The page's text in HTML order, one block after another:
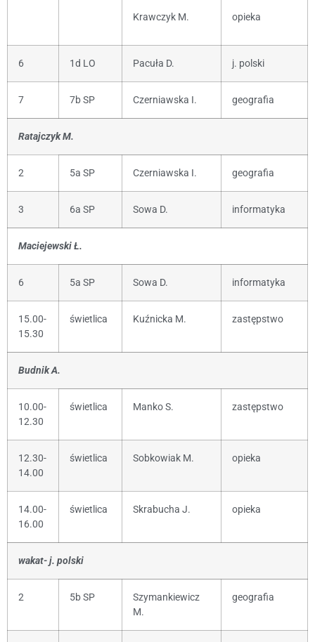
Krawczyk M. opieka
6 1d LO Pacuła D. j. polski
7 7b SP Czerniawska I. geografia
Ratajczyk M.
2 5a SP Czerniawska I. geografia
3 6a SP Sowa D. informatyka
Maciejewski Ł.
6 5a SP Sowa D. informatyka
15.00-
15.30
świetlica Kuźnicka M. zastępstwo
Budnik A.
10.00-
12.30
świetlica Manko S. zastępstwo
12.30-
14.00
świetlica Sobkowiak M. opieka
14.00-
16.00
świetlica Skrabucha J. opieka
wakat- j. polski
2 5b SP
Szymankiewicz
M.
geografia